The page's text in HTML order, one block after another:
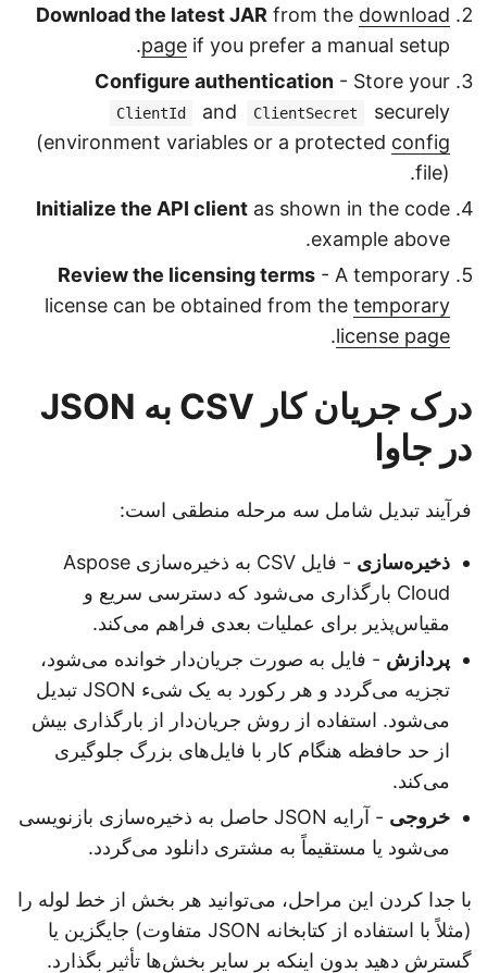
Download the latest JARfrom thedownload
pageif you prefer a manual setup.
Configure authentication- Store your
ClientId and ClientSecret
securely
(environment variables or a protectedconfig
file).
Initialize the API clientas shown in the code
example above.
Review the licensing terms- A temporary
license can be obtained from thetemporary
license page
.
درک جریان کار CSV به JSON
در جاوا
فرآیند تبدیل شامل سه مرحله منطقی است:
ذخیره‌سازی
- فایل CSV به ذخیره‌سازی Aspose
Cloud بارگذاری می‌شود که دسترسی سریع و
مقیاس‌پذیر برای عملیات بعدی فراهم می‌کند.
پردازش- فایل به صورت جریان‌دار خوانده می‌شود،
تجزیه می‌گردد و هر رکورد به یک شیء JSON تبدیل
می‌شود. استفاده از روش جریان‌دار از بارگذاری بیش
از حد حافظه هنگام کار با فایل‌های بزرگ جلوگیری
می‌کند.
خروجی
- آرایه JSON حاصل به ذخیره‌سازی بازنویسی
می‌شود یا مستقیماً به مشتری دانلود می‌گردد.
با جدا کردن این مراحل، می‌توانید هر بخش از خط لوله را
(مثلاً با استفاده از کتابخانه JSON متفاوت) جایگزین یا
گسترش دهید بدون اینکه بر سایر بخش‌ها تأثیر بگذارد.